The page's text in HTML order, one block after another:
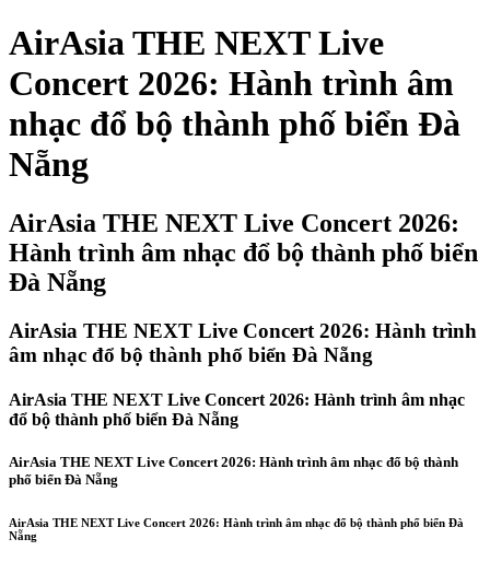
AirAsia THE NEXT Live
Concert 2026: Hành trình âm
nhạc đổ bộ thành phố biển Đà
Nẵng
AirAsia THE NEXT Live Concert 2026:
Hành trình âm nhạc đổ bộ thành phố biển
Đà Nẵng
AirAsia THE NEXT Live Concert 2026: Hành trình
âm nhạc đổ bộ thành phố biển Đà Nẵng
AirAsia THE NEXT Live Concert 2026: Hành trình âm nhạc
đổ bộ thành phố biển Đà Nẵng
AirAsia THE NEXT Live Concert 2026: Hành trình âm nhạc đổ bộ thành
phố biển Đà Nẵng
AirAsia THE NEXT Live Concert 2026: Hành trình âm nhạc đổ bộ thành phố biển Đà
Nẵng